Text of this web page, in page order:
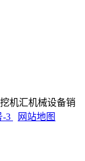
机汇机械设备销
-3 网站地图